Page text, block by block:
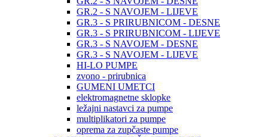
GR.2 - S NAVOJEM - LIJEVE
GR.3 - S PRIRUBNICOM - DESNE
GR.3 - S PRIRUBNICOM - LIJEVE
GR.3 - S NAVOJEM - DESNE
GR.3 - S NAVOJEM - LIJEVE
HI-LO PUMPE
zvono - prirubnica
GUMENI UMETCI
elektromagnetne sklopke
ležajni nastavci za pumpe
multiplikatori za pumpe
oprema za zupčaste pumpe